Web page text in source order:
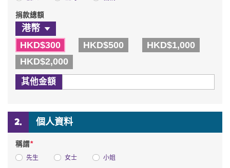
捐款總額
HKD$300 HKD$500
HKD$1,000
HKD$2,000
其他金額
個人資料
稱謂*
先生 女士 小姐